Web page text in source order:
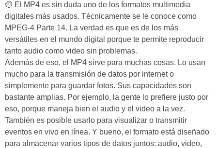
🔵 El MP4 es sin duda uno de los formatos multimedia
digitales más usados. Técnicamente se le conoce como
MPEG-4 Parte 14. La verdad es que es de los más
versátiles en el mundo digital porque te permite reproducir
tanto audio como video sin problemas.
Además de eso, el MP4 sirve para muchas cosas. Lo usan
mucho para la transmisión de datos por internet o
simplemente para guardar fotos. Sus capacidades son
bastante amplias. Por ejemplo, la gente lo prefiere justo por
eso, porque maneja bien el audio y el video a la vez.
También es posible usarlo para visualizar o transmitir
eventos en vivo en línea. Y bueno, el formato está diseñado
para almacenar varios tipos de datos juntos: audio, video,